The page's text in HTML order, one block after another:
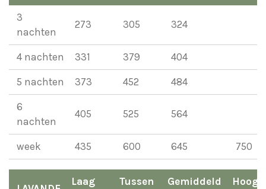
3
nachten
273 305 324
4 nachten 331 379 404
5 nachten 373 452 484
6
nachten
405 525 564
week 435 600 645 750
Laag
Tussen
Gemiddeld
Hoog